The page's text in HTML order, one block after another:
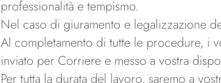
professionalità e tempismo.
Nel caso di giuramento e legalizzazione
Al completamento di tutte le procedure, i
inviato per Corriere e messo a vostra
Per tutta la durata del lavoro, saremo a